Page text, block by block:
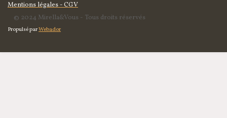
Mentions légales - CGV
© 2024 Mirella&Vous - Tous droits réservés
Propulsé parWebador